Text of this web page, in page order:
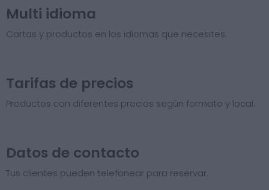
Multi idioma
Cartas y productos en los idiomas que necesites.
Tarifas de precios​
Productos con diferentes precios según formato y local.
Datos de contacto
Tus clientes pueden telefonear para reservar.